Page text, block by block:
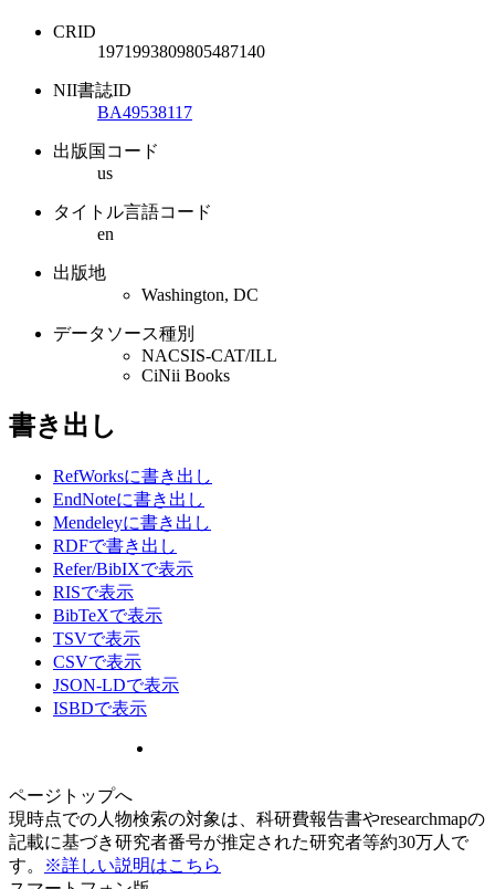
CRID
1971993809805487140
NII書誌ID
BA49538117
出版国コード
us
タイトル言語コード
en
出版地
Washington, DC
データソース種別
NACSIS-CAT/ILL
CiNii Books
書き出し
RefWorksに書き出し
EndNoteに書き出し
Mendeleyに書き出し
RDFで書き出し
Refer/BibIXで表示
RISで表示
BibTeXで表示
TSVで表示
CSVで表示
JSON-LDで表示
ISBDで表示
ページトップへ
現時点での人物検索の対象は、科研費報告書やresearchmapの
記載に基づき研究者番号が推定された研究者等約30万人で
す。
※詳しい説明はこちら